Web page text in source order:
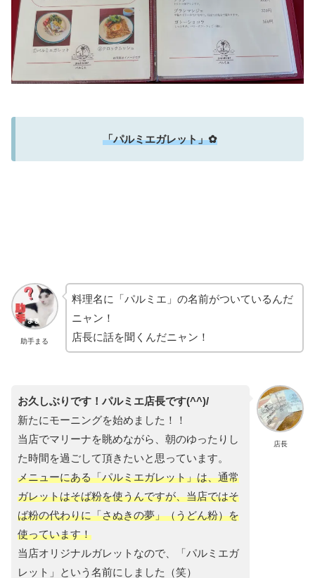
「パルミエガレット」✿
助手まる
料理名に「パルミエ」の名前がついているんだ
ニャン！
店長に話を聞くんだニャン！
店長
お久しぶりです！パルミエ店長です(^^)/
新たにモーニングを始めました！！
当店でマリーナを眺めながら、朝のゆったりし
た時間を過ごして頂きたいと思っています。
メニューにある「パルミエガレット」は、通常
ガレットはそば粉を使うんですが、当店ではそ
ば粉の代わりに「さぬきの夢」（うどん粉）を
使っています！
当店オリジナルガレットなので、「パルミエガ
レット」という名前にしました（笑）